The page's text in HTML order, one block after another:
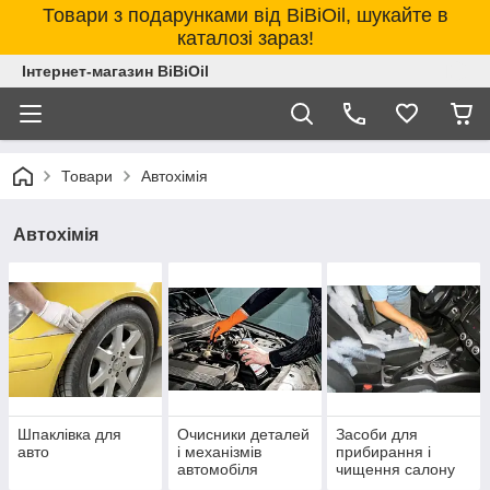
Товари з подарунками від BiBiOil, шукайте в
каталозі зараз!
Інтернет-магазин BiBiOil
Товари Автохімія
Автохімія
Шпаклівка для
авто
Очисники деталей
і механізмів
автомобіля
Засоби для
прибирання і
чищення салону